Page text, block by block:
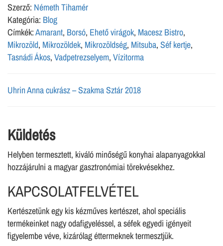
Szerző: Németh Tihamér
Kategória: Blog
Címkék:Amarant, Borsó, Ehető virágok, Macesz Bistro,
Mikrozöld, Mikrozöldek, Mikrozöldség, Mitsuba, Séf kertje,
Tasnádi Ákos, Vadpetrezselyem, Vízitorma
Uhrin Anna cukrász – Szakma Sztár 2018
Küldetés
Helyben termesztett, kiváló minőségű konyhai alapanyagokkal
hozzájárulni a magyar gasztronómiai törekvésekhez.
KAPCSOLATFELVÉTEL
Kertészetünk egy kis kézműves kertészet, ahol speciális
termékeinket nagy odafigyeléssel, a séfek egyedi igényeit
figyelembe véve, kizárólag éttermeknek termesztjük.